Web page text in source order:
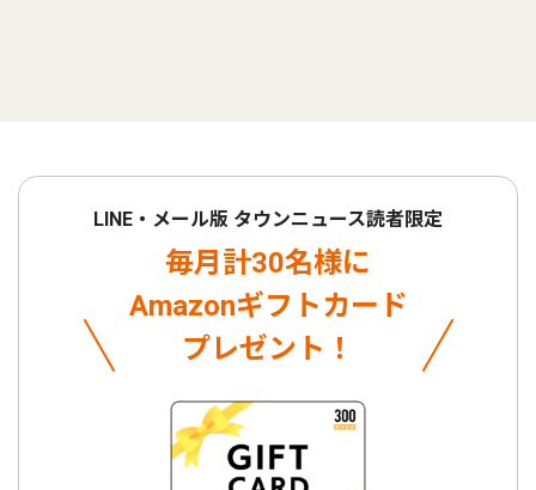
LINE・メール版 タウンニュース読者限定
毎月計30名様に
Amazonギフトカード
プレゼント！